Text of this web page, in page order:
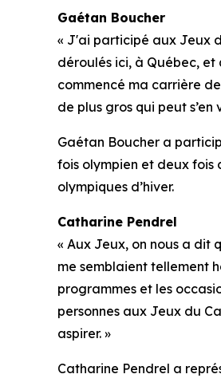
Gaétan Boucher
« J'ai participé aux Jeux
déroulés ici, à Québec,
commencé ma carrière
de plus gros qui peut
Gaétan Boucher a
fois olympien et deux
olympiques d’hiver.
Catharine Pendrel
« Aux Jeux, on nous a dit
me semblaient tellement
programmes et les
personnes aux Jeux du
aspirer. »
Catharine Pendrel a